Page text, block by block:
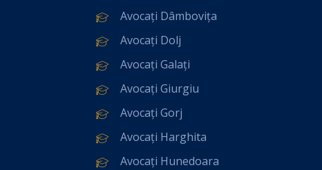
Avocați Dâmbovița
Avocați Dolj
Avocați Galați
Avocați Giurgiu
Avocați Gorj
Avocați Harghita
Avocați Hunedoara